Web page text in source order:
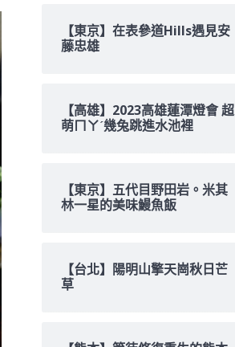
【東京】在表參道Hills遇見安
藤忠雄
【高雄】2023高雄蓮潭燈會 超
萌ㄇㄚˊ幾兔跳進水池裡
【東京】五代目野田岩。米其
林一星的美味鰻魚飯
【台北】陽明山擎天崗秋日芒
草